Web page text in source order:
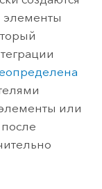
элементы
или